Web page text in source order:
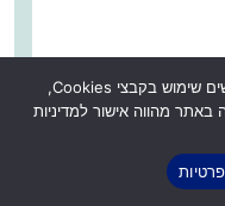
למשרד שלנו,
כמו שקבענו,
האלה.
לשם חוויית שימוש נוחה ובטוחה אנו עושים שימוש בקבצי Cookies,
מהווה אישור למדיניות